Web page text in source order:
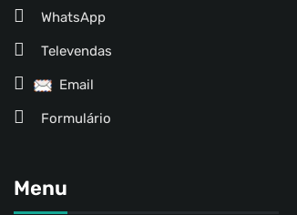
WhatsApp
Televendas
Email
Formulário
Menu